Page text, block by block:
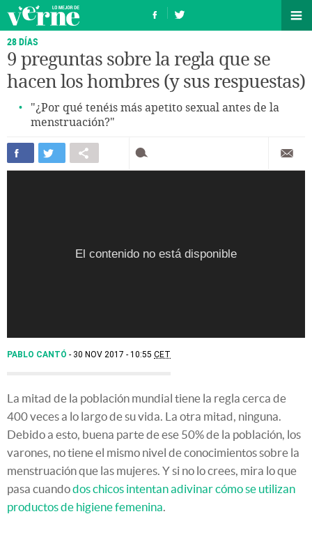
28 DÍAS
9 preguntas sobre la regla que se
hacen los hombres (y sus respuestas)
"¿Por qué tenéis más apetito sexual antes de la
menstruación?"
El contenido no está disponible
El contenido no está disponible
El contenido no está disponible
El contenido no está disponible
El contenido no está disponible
PABLO CANTÓ 30 NOV 2017 - 10:55 CET
La mitad de la población mundial tiene la regla cerca de
400 veces a lo largo de su vida. La otra mitad, ninguna.
Debido a esto, buena parte de ese 50% de la población, los
varones, no tiene el mismo nivel de conocimientos sobre la
menstruación que las mujeres. Y si no lo crees, mira lo que
pasa cuandodos chicos intentan adivinar cómo se utilizan
productos de higiene femenina.